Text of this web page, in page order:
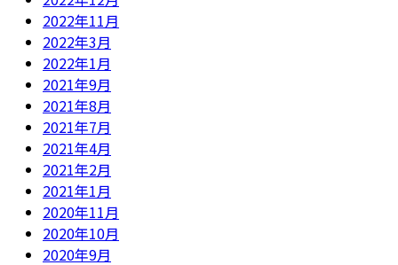
2022年11月
2022年3月
2022年1月
2021年9月
2021年8月
2021年7月
2021年4月
2021年2月
2021年1月
2020年11月
2020年10月
2020年9月